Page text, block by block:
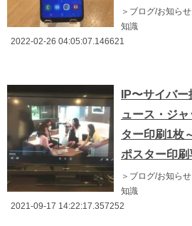
＞ブログ/お知ら
知識
2022-02-26 04:05:07.146621
IP〜サイバ
ュース・ジ
ター印刷1枚
ポスター印刷
＞ブログ/お知ら
知識
2021-09-17 14:22:17.357252